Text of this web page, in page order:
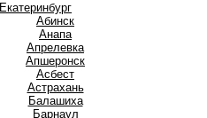
Екатеринбург
Абинск
Анапа
Апрелевка
Апшеронск
Асбест
Астрахань
Балашиха
Барнаул